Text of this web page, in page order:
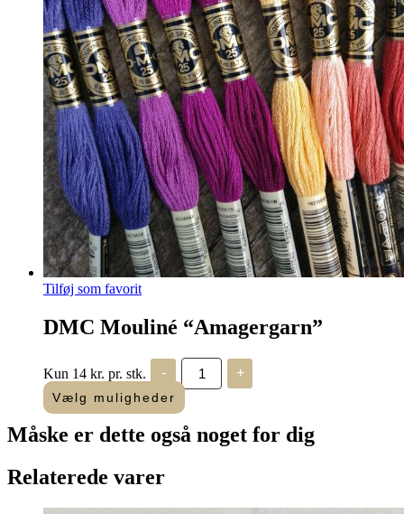
Tilføj som favorit
DMC Mouliné “Amagergarn”
Kun 14 kr. pr. stk. -
DMC
Mouliné
"Amagergarn"
antal
+
Vælg muligheder
Måske er dette også noget for dig
Relaterede varer